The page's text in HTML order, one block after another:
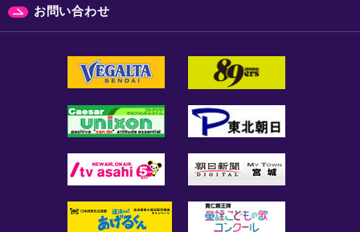
お問い合わせ